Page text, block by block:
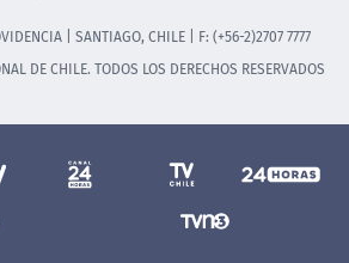
| SANTIAGO, CHILE | F: (+56-2)2707 7777
DE CHILE. TODOS LOS DERECHOS RESERVADOS